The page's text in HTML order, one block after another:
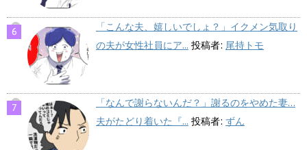
「こんな夫、嬉しいでしょ？」イクメン気取り
の夫が女性社員にア... 投稿者: 尾持トモ
「なんで謝らないんだ？」謝るのをやめた妻…
夫がたどり着いた『... 投稿者: ずん